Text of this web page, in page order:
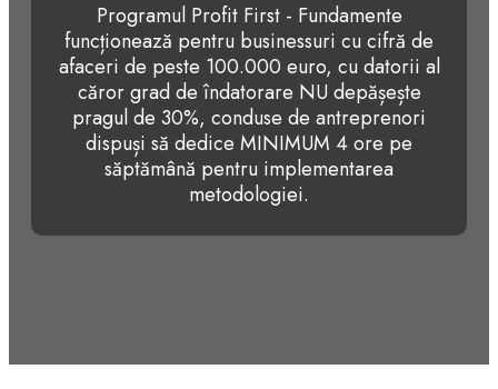
Programul Profit First - Fundamente
funcționează pentru businessuri cu cifră de
afaceri de peste 100.000 euro, cu datorii al
căror grad de îndatorare NU depășește
pragul de 30%, conduse de antreprenori
dispuși să dedice MINIMUM 4 ore pe
săptămână pentru implementarea
metodologiei.